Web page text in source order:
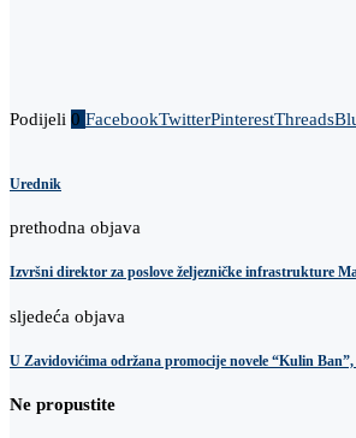
Podijeli 0 FacebookTwitterPinterestThreads
Urednik
prethodna objava
Izvršni direktor za poslove željezničke infrastrukture
sljedeća objava
U Zavidovićima održana promocije novele “Kulin
Ne propustite